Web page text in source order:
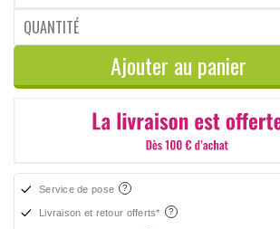
QUANTITÉ
Ajouter au panier
Service de pose
Livraison et retour offerts*